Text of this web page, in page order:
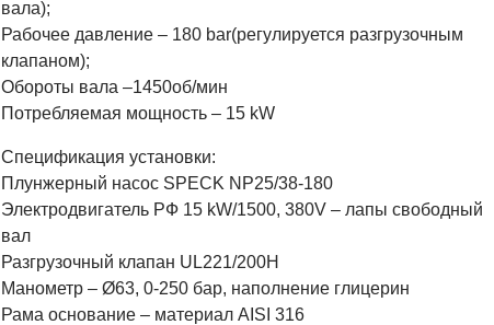
вала);
Рабочее давление – 180 bar(регулируется разгрузочным
клапаном);
Обороты вала –1450об/мин
Потребляемая мощность – 15 kW
Спецификация установки:
Плунжерный насос SPECK NP25/38-180
Электродвигатель РФ 15 kW/1500, 380V – лапы свободный
вал
Разгрузочный клапан UL221/200H
Манометр – Ø63, 0-250 бар, наполнение глицерин
Рама основание – материал AISI 316